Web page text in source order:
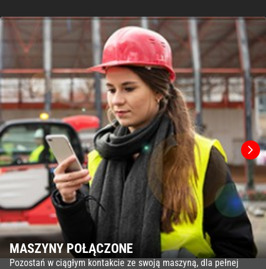
MASZYNY POŁĄCZONE
Pozostań w ciągłym kontakcie ze swoją maszyną, dla pełnej